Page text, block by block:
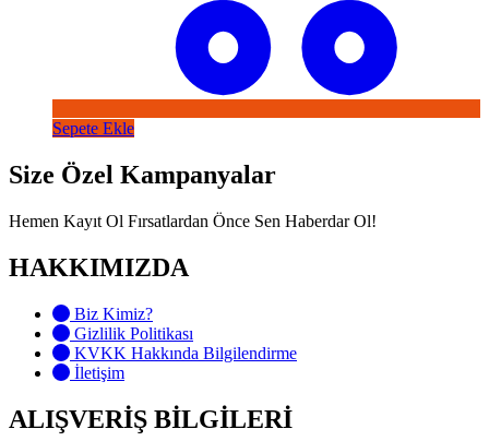
Sepete Ekle
Size Özel Kampanyalar
Hemen Kayıt Ol Fırsatlardan Önce Sen Haberdar Ol!
HAKKIMIZDA
Biz Kimiz?
Gizlilik Politikası
KVKK Hakkında Bilgilendirme
İletişim
ALIŞVERİŞ BİLGİLERİ